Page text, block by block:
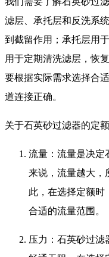
滤层、承托层和反洗系
到截留作用；承托层用
用于定期清洗滤层，恢
要根据实际需求选择合
道连接正确。
关于石英砂过滤器的定
流量：流量是决定
来说，流量越大，
此，在选择定额时
合适的流量范围。
压力：石英砂过滤